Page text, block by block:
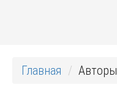
Главная Авторы